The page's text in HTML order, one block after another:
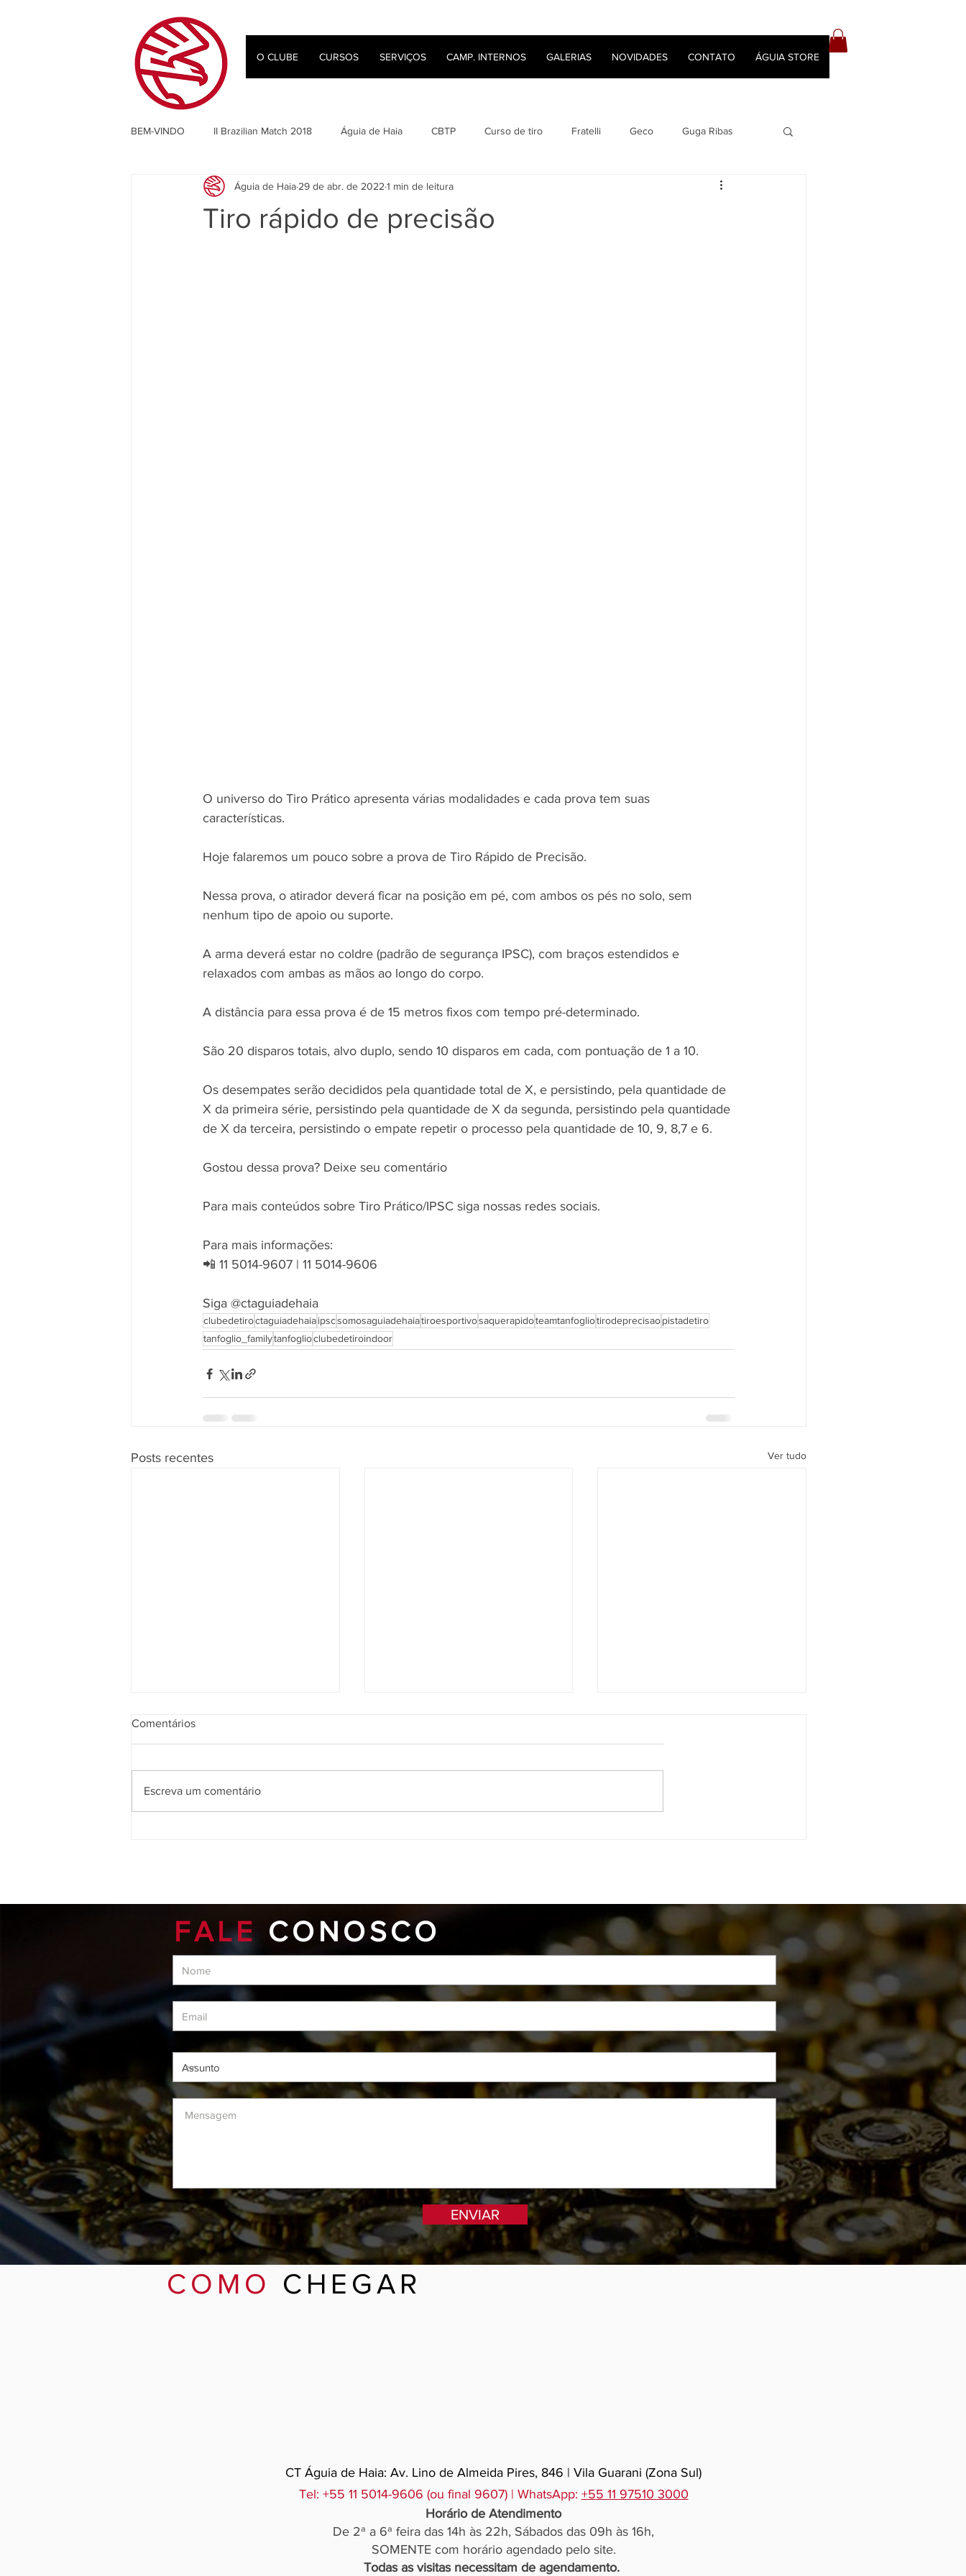
O CLUBE CURSOS SERVIÇOS CAMP. INTERNOS GALERIAS NOVIDADES CONTATO ÁGUIA STORE
BEM-VINDO II Brazilian Match 2018 Águia de Haia CBTP Curso de tiro Fratelli Geco Guga Ribas
Jaime Saldanha Jr Lyon Bullets Roberto Saldanha
Tiro rápido de precisão
Águia de Haia 29 de abr. de 2022 1 min de leitura
O universo do Tiro Prático apresenta várias modalidades e cada prova tem suas
características.
Hoje falaremos um pouco sobre a prova de Tiro Rápido de Precisão.
Nessa prova, o atirador deverá ficar na posição em pé, com ambos os pés no solo, sem
nenhum tipo de apoio ou suporte.
A arma deverá estar no coldre (padrão de segurança IPSC), com braços estendidos e
relaxados com ambas as mãos ao longo do corpo.
A distância para essa prova é de 15 metros fixos com tempo pré-determinado.
São 20 disparos totais, alvo duplo, sendo 10 disparos em cada, com pontuação de 1 a 10.
Os desempates serão decididos pela quantidade total de X, e persistindo, pela quantidade de
X da primeira série, persistindo pela quantidade de X da segunda, persistindo pela quantidade
de X da terceira, persistindo o empate repetir o processo pela quantidade de 10, 9, 8,7 e 6.
Gostou dessa prova? Deixe seu comentário
Para mais conteúdos sobre Tiro Prático/IPSC siga nossas redes sociais.
Para mais informações:
📲 11 5014-9607 | 11 5014-9606
Siga @ctaguiadehaia
clubedetiroctaguiadehaiaipscsomosaguiadehaiatiroesportivosaquerapidoteamtanfogliotirodeprecisaopistadetiro
tanfoglio_familytanfoglioclubedetiroindoor
Posts recentes Ver tudo
Comentários
Escreva um comentário
FALE CONOSCO
ENVIAR
COMO CHEGAR
CT Águia de Haia: Av. Lino de Almeida Pires, 846 | Vila Guarani (Zona Sul)
Tel: +55 11 5014-9606 (ou final 9607) | WhatsApp: +55 11 97510 3000
Horário de Atendimento
De 2ª a 6ª feira das 14h às 22h, Sábados das 09h às 16h,
SOMENTE com horário agendado pelo site.
Todas as visitas necessitam de agendamento.